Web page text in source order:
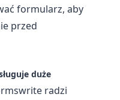
formularz, aby
przed
duże
radzi